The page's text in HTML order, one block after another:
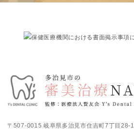
〒507-0015 岐阜県多治見市住吉町7丁目28-1